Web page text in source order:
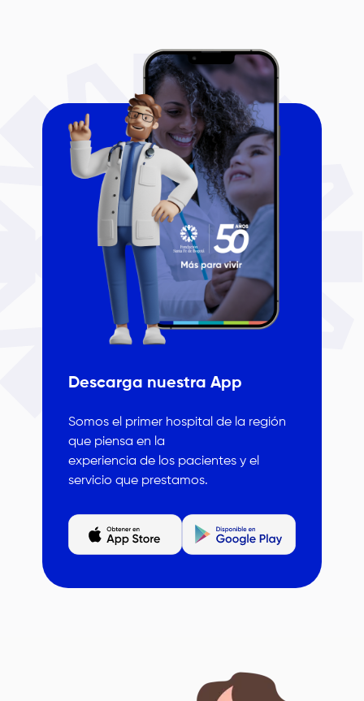
Descarga nuestra App
Somos el primer hospital de la región
que piensa en la
experiencia de los pacientes y el
servicio que prestamos.